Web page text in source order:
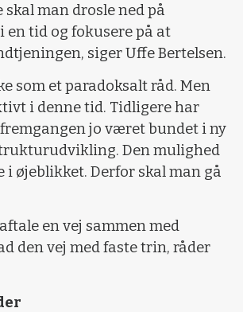
skal man drosle ned på
tid og fokusere på at
siger Uffe Bertelsen.
som et paradoksalt råd. Men
i denne tid. Tidligere har
jo været bundet i ny
Den mulighed
i øjeblikket. Derfor skal man gå
en vej sammen med
den vej med faste trin, råder